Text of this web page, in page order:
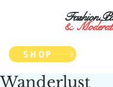
&
SHOP
Wanderlust